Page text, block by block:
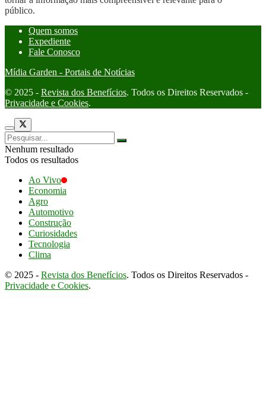
público.
Quem somos
Expediente
Fale Conosco
Mídia Garden - Portais de Notícias
© 2025 - Revista dos Benefícios. Todos os Direitos Reservados -
Privacidade e Cookies.
Nenhum resultado
Todos os resultados
Ao Vivo
Economia
Agro
Automotivo
Construção
Curiosidades
Tecnologia
Clima
© 2025 - Revista dos Benefícios. Todos os Direitos Reservados -
Privacidade e Cookies.